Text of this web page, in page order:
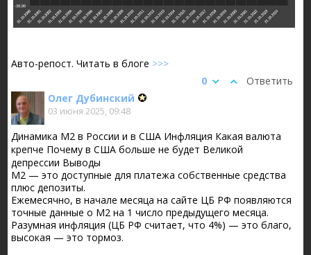
Авто-репост. Читать в блоге >>>
Ответить
0
Олег Дубинский
03 июня 2025, 09:48
Динамика М2 в России и в США Инфляция Какая валюта
крепче Почему в США больше не будет Великой
депрессии Выводы
М2 — это доступные для платежа собственные средства
плюс депозиты.
Ежемесячно, в начале месяца на сайте ЦБ РФ появляются
точные данные о М2 на 1 число предыдущего месяца.
Разумная инфляция (ЦБ РФ считает, что 4%) — это благо,
высокая — это тормоз.